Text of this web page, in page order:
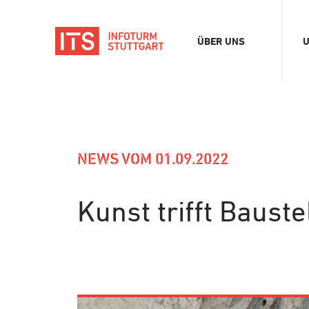
ÜBER UNS
NEWS VOM 01.09.2022
Kunst trifft